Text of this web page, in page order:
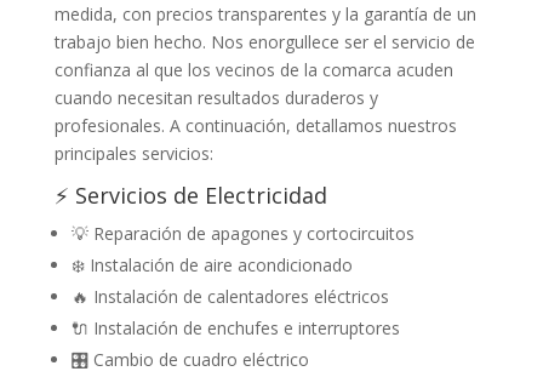
medida, con precios transparentes y la garantía de un
trabajo bien hecho. Nos enorgullece ser el servicio de
confianza al que los vecinos de la comarca acuden
cuando necesitan resultados duraderos y
profesionales. A continuación, detallamos nuestros
principales servicios:
⚡ Servicios de Electricidad
💡 Reparación de apagones y cortocircuitos
❄️ Instalación de aire acondicionado
🔥 Instalación de calentadores eléctricos
🔌 Instalación de enchufes e interruptores
🎛️ Cambio de cuadro eléctrico